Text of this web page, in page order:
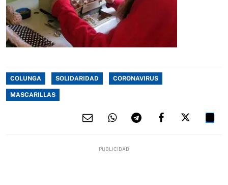
COLUNGA SOLIDARIDAD CORONAVIRUS
MASCARILLAS